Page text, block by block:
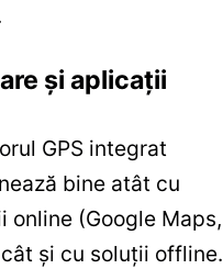
și aplicații
GPS integrat
bine atât cu
online (Google Maps,
și cu soluții offline.